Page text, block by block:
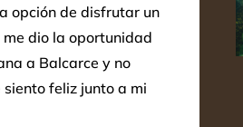
opción de disfrutar un
dio la oportunidad
a Balcarce y no
feliz junto a mi